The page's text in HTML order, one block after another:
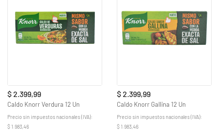
$ 2.399,99
Caldo Knorr Verdura 12 Un
Precio sin impuestos nacionales (IVA):
$ 1.983,46
$ 2.399,99
Caldo Knorr Gallina 12 Un
Precio sin impuestos nacionales (IVA):
$ 1.983,46